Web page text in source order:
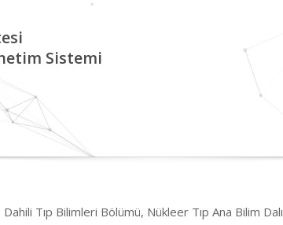
Sistemi
Tıp Bilimleri Bölümü, Nükleer Tıp Ana Bilim Dalı